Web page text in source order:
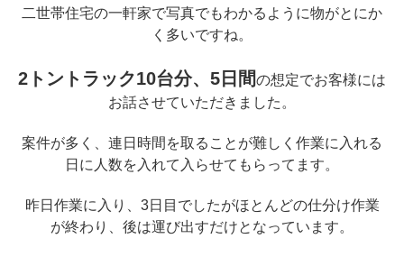
二世帯住宅の一軒家で写真でもわかるように物がとにか
く多いですね。
2トントラック10台分、5日間の想定でお客様には
お話させていただきました。
案件が多く、連日時間を取ることが難しく作業に入れる
日に人数を入れて入らせてもらってます。
昨日作業に入り、3日目でしたがほとんどの仕分け作業
が終わり、後は運び出すだけとなっています。